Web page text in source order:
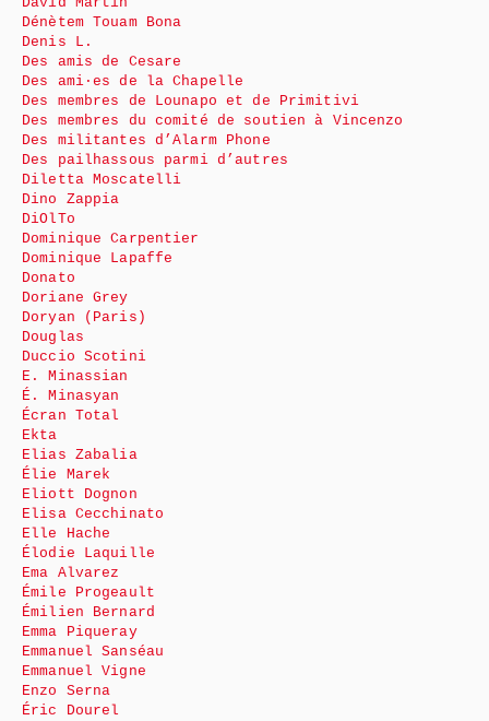
Dénètem Touam Bona
Denis L.
Des amis de Cesare
Des ami·es de la Chapelle
Des membres de Lounapo et de Primitivi
Des membres du comité de soutien à Vincenzo
Des militantes d’Alarm Phone
Des pailhassous parmi d’autres
Diletta Moscatelli
Dino Zappia
DiOlTo
Dominique Carpentier
Dominique Lapaffe
Donato
Doriane Grey
Doryan (Paris)
Douglas
Duccio Scotini
E. Minassian
É. Minasyan
Écran Total
Ekta
Elias Zabalia
Élie Marek
Eliott Dognon
Elisa Cecchinato
Elle Hache
Élodie Laquille
Ema Alvarez
Émile Progeault
Émilien Bernard
Emma Piqueray
Emmanuel Sanséau
Emmanuel Vigne
Enzo Serna
Éric Dourel